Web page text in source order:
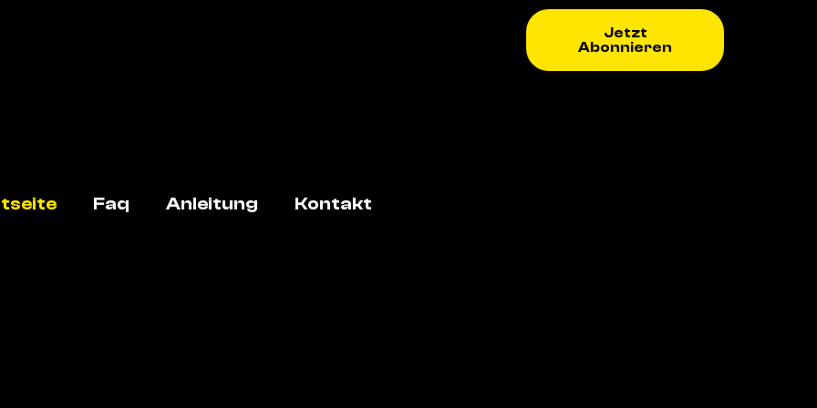
Faq Anleitung Kontakt
Jetzt
Abonnieren